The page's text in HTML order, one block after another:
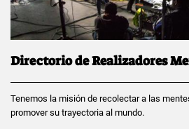
Directorio de Realizadores
Tenemos la misión de recolectar a las
promover su trayectoria al mundo.